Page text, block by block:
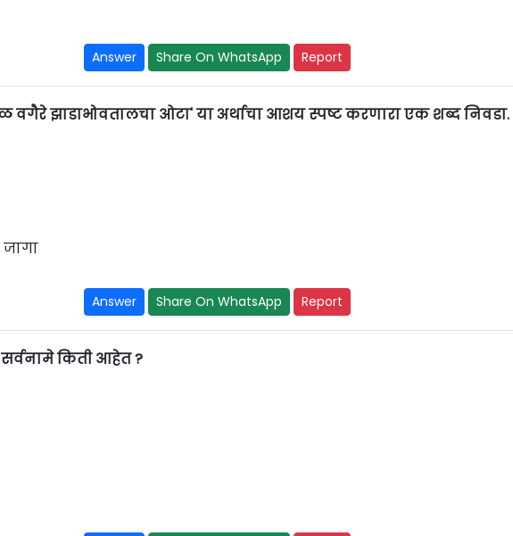
Answer Share On WhatsApp Report
वगैरे झाडाभोवतालचा ओटा' या अर्थाचा आशय स्पष्ट करणारा एक शब्द निवडा.
जागा
Answer Share On WhatsApp Report
किती आहेत ?